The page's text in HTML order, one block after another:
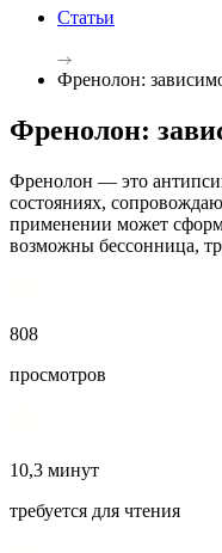
Статьи
Френолон:
Френолон:
Френолон — это
состояниях,
применении может
возможны бессонница,
808
просмотров
10,3 минут
требуется для чтения